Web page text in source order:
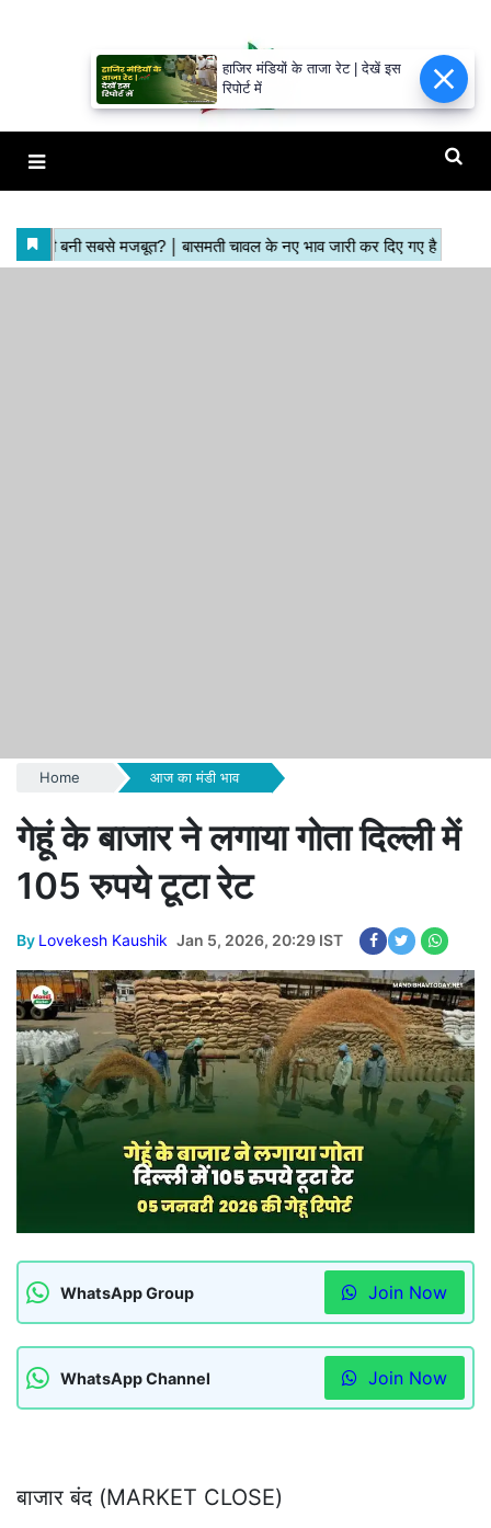
Home आज का मंडी भाव
गेहूं के बाजार ने लगाया गोता दिल्ली में
105 रुपये टूटा रेट
By Lovekesh Kaushik Jan 5, 2026, 20:29 IST
WhatsApp Group Join Now
WhatsApp Channel Join Now
बाजार बंद (MARKET CLOSE)
हाजिर मंडियों के ताजा रेट | देखें इस
रिपोर्ट में